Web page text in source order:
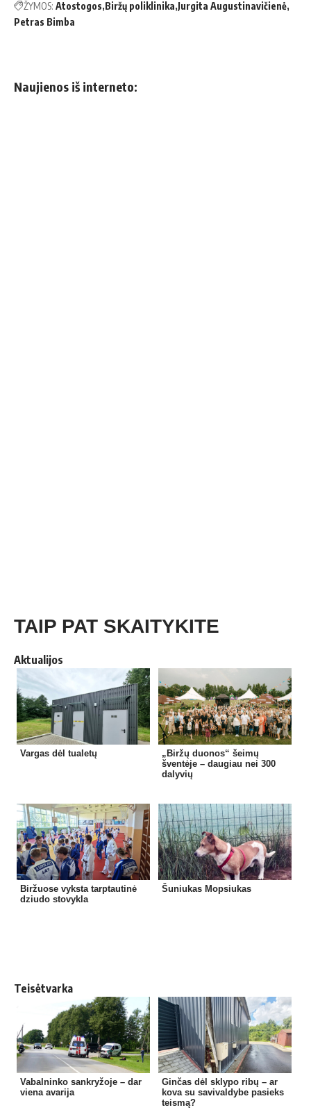
ŽYMOS: Atostogos Biržų poliklinika Jurgita Augustinavičienė
Petras Bimba
Naujienos iš interneto:
TAIP PAT SKAITYKITE
Aktualijos
Vargas dėl tualetų
„Biržų duonos“ šeimų
šventėje – daugiau nei 300
dalyvių
Biržuose vyksta tarptautinė
dziudo stovykla
Šuniukas Mopsiukas
Teisėtvarka
Vabalninko sankryžoje – dar
viena avarija
Ginčas dėl sklypo ribų – ar
kova su savivaldybe pasieks
teismą?